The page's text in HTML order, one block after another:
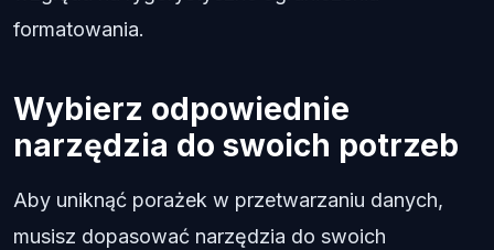
formatowania.
Wybierz odpowiednie
narzędzia do swoich potrzeb
Aby uniknąć porażek w przetwarzaniu danych,
musisz dopasować narzędzia do swoich